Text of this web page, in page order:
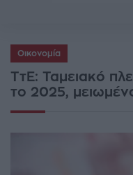
Οικονομία
ΤτΕ: Ταμειακό
το 2025,